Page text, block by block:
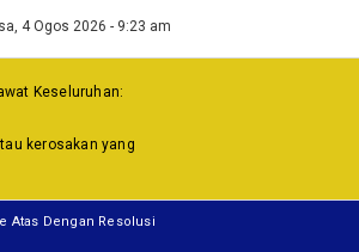
4 Ogos 2026 - 9:23 am
Keseluruhan:
kerosakan yang
Atas Dengan Resolusi